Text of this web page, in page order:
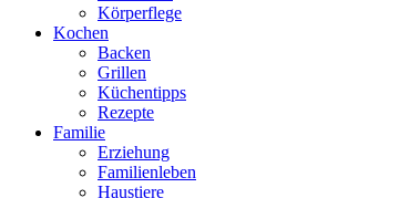
Körperflege
Kochen
Backen
Grillen
Küchentipps
Rezepte
Familie
Erziehung
Familienleben
Haustiere